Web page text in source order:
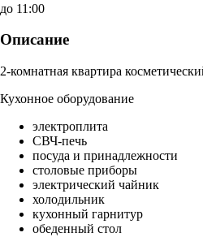
до 11:00
Описание
2-комнатная квартира
Кухонное оборудование
электроплита
СВЧ-печь
посуда и принадлежности
столовые приборы
электрический чайник
холодильник
кухонный гарнитур
обеденный стол